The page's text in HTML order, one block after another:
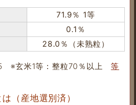
71.9％ 1等
0.1％
28.0％（未熟粒）
※玄米1等：整粒70％以上等
（産地選別済）